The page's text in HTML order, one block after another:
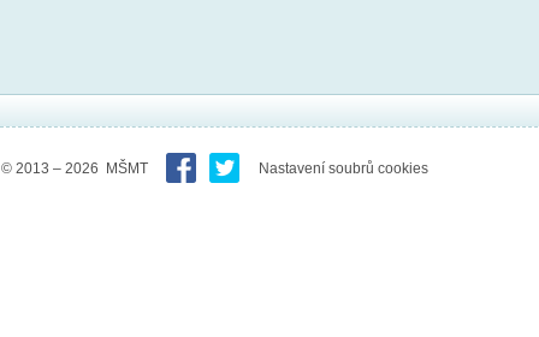
© 2013 – 2026 MŠMT Nastavení soubrů cookies